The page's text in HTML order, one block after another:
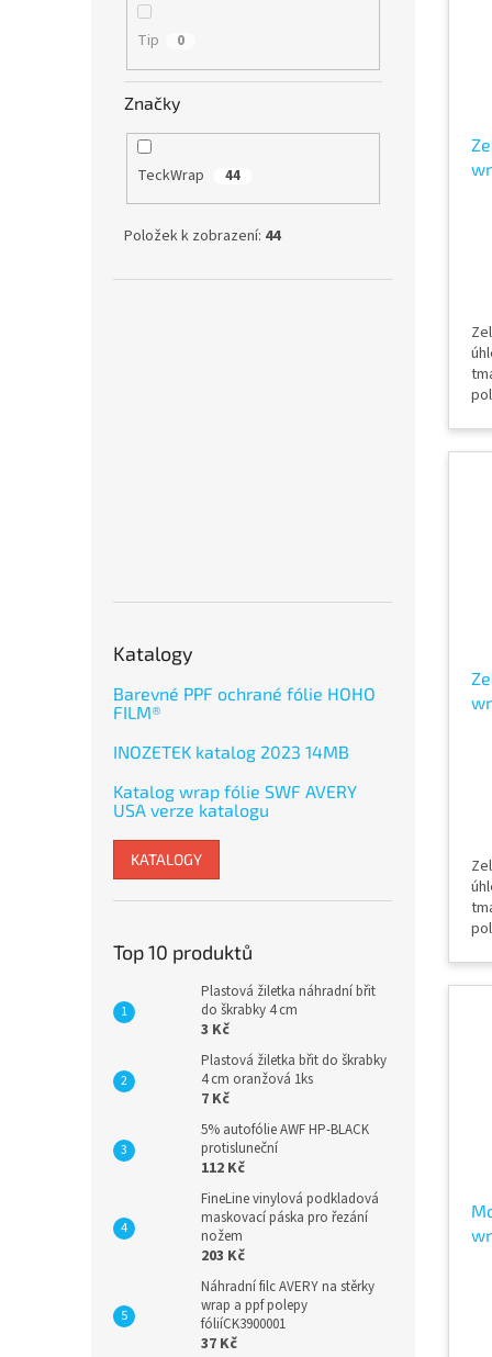
Tip 0
Značky
TeckWrap 44
Položek k zobrazení: 44
Katalogy
Barevné PPF ochrané fólie HOHO
FILM®
INOZETEK katalog 2023 14MB
Katalog wrap fólie SWF AVERY
USA verze katalogu
KATALOGY
Top 10 produktů
Plastová žiletka náhradní břit
do škrabky 4 cm
3 Kč
Plastová žiletka břit do škrabky
4 cm oranžová 1ks
7 Kč
5% autofólie AWF HP-BLACK
protisluneční
112 Kč
FineLine vinylová podkladová
maskovací páska pro řezání
nožem
203 Kč
Náhradní filc AVERY na stěrky
wrap a ppf polepy
fóliíCK3900001
37 Kč